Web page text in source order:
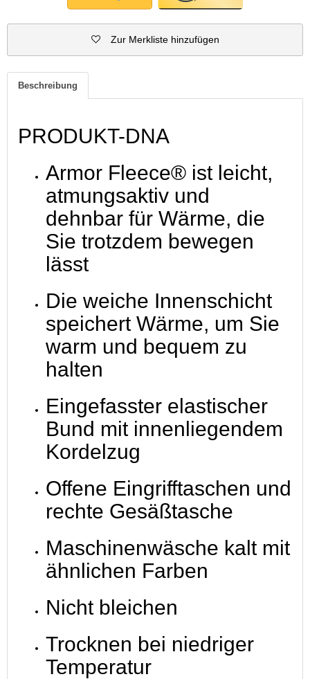
Zur Merkliste hinzufügen
Beschreibung
PRODUKT-DNA
Armor Fleece® ist leicht,
atmungsaktiv und
dehnbar für Wärme, die
Sie trotzdem bewegen
lässt
Die weiche Innenschicht
speichert Wärme, um Sie
warm und bequem zu
halten
Eingefasster elastischer
Bund mit innenliegendem
Kordelzug
Offene Eingrifftaschen und
rechte Gesäßtasche
Maschinenwäsche kalt mit
ähnlichen Farben
Nicht bleichen
Trocknen bei niedriger
Temperatur